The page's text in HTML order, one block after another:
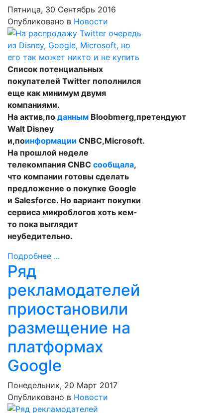
Пятница, 30 Сентябрь 2016
Опубликовано в Новости
Список потенциальных
покупателей Twitter пополнился
еще как минимум двумя
компаниями.
На актив,по данным Bloobmerg,претендуют
Walt Disney
и,поинформации CNBC,Microsoft.
На прошлой неделе
телекомпания CNBC сообщала,
что компании готовы сделать
предложение о покупке Google
и Salesforce. Но вариант покупки
сервиса микроблогов хоть кем-
то пока выглядит
неубедительно.
Подробнее ...
Ряд
рекламодателей
приостановили
размещение на
платформах
Google
Понедельник, 20 Март 2017
Опубликовано в Новости